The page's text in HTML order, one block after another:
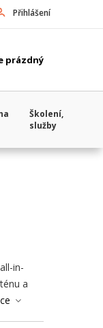
Přihlášení
prázdný
Školení,
služby
in-
a